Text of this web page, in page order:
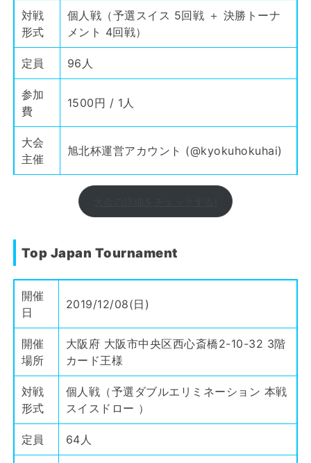
対戦
形式
個人戦（予選スイス 5回戦 ＋ 決勝トーナ
メント 4回戦）
定員 96人
参加
費
1500円 / 1人
大会
主催
旭北杯運営アカウント (@kyokuhokuhai)
Top Japan Tournament
開催
日
2019/12/08(日)
開催
場所
大阪府 大阪市中央区西心斎橋2-10-32 3階
カード王様
対戦
形式
個人戦（予選ダブルエリミネーション 本戦
スイスドロー ）
定員 64人